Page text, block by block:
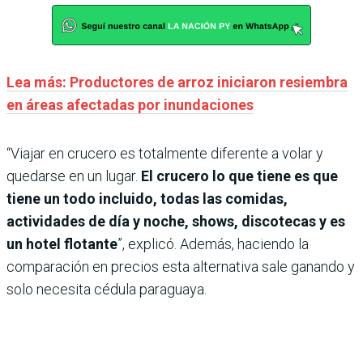
Lea más: Productores de arroz iniciaron resiembra
en áreas afectadas por inundaciones
“Viajar en crucero es totalmente diferente a volar y
quedarse en un lugar. El crucero lo que tiene es que
tiene un todo incluido, todas las comidas,
actividades de día y noche, shows, discotecas y es
un hotel flotante”, explicó. Además, haciendo la
comparación en precios esta alternativa sale ganando y
solo necesita cédula paraguaya.